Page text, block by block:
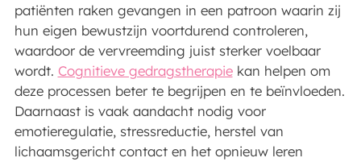
patiënten raken gevangen in een patroon waarin zij
hun eigen bewustzijn voortdurend controleren,
waardoor de vervreemding juist sterker voelbaar
wordt. Cognitieve gedragstherapiekan helpen om
deze processen beter te begrijpen en te beïnvloeden.
Daarnaast is vaak aandacht nodig voor
emotieregulatie, stressreductie, herstel van
lichaamsgericht contact en het opnieuw leren